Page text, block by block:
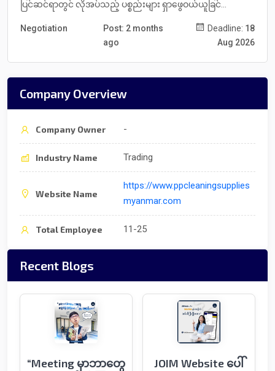
ပြင်ဆင်ရာတွင် လိုအပ်သည့် ပစ္စည်းများ ရှာဖွေဝယ်ယူခြင်...
Negotiation
Post: 2 months
ago
Deadline: 18
Aug 2026
Company Overview
Company Owner -
Industry Name Trading
Website Name
https://www.ppcleaningsupplies
myanmar.com
Total Employee 11-25
Recent Blogs
“Meeting မှာဘာတွေ
JOIM Website ပေါ်